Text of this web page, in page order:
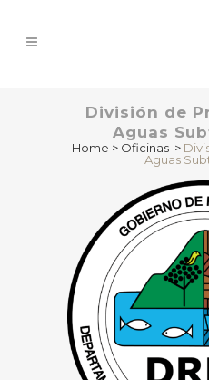
División de
Aguas
Home > Oficinas >
Aguas